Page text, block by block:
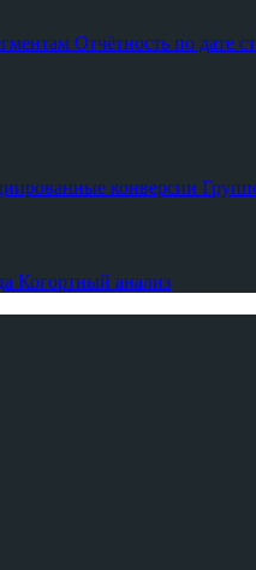
Отчётность по дате
конверсии
Когортный анализ